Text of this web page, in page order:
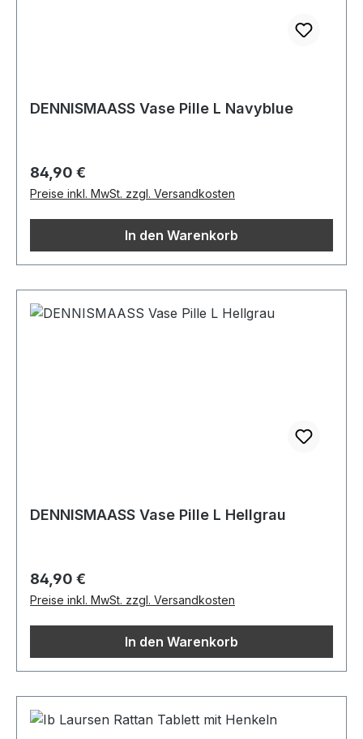
DENNISMAASS Vase Pille L Navyblue
Regulärer Preis:
84,90 €
Preise inkl. MwSt. zzgl. Versandkosten
In den Warenkorb
DENNISMAASS Vase Pille L Hellgrau
Regulärer Preis:
84,90 €
Preise inkl. MwSt. zzgl. Versandkosten
In den Warenkorb